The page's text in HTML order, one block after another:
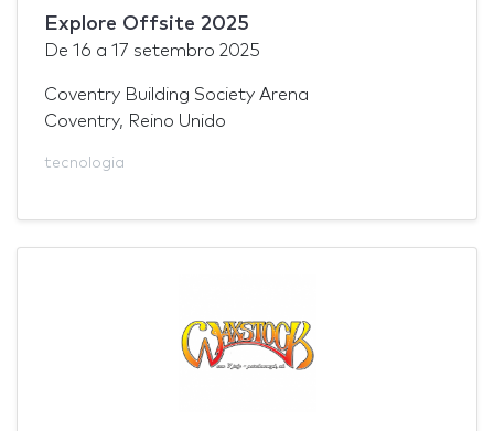
Explore Offsite 2025
De 16 a 17 setembro 2025
Coventry Building Society Arena
Coventry, Reino Unido
tecnologia